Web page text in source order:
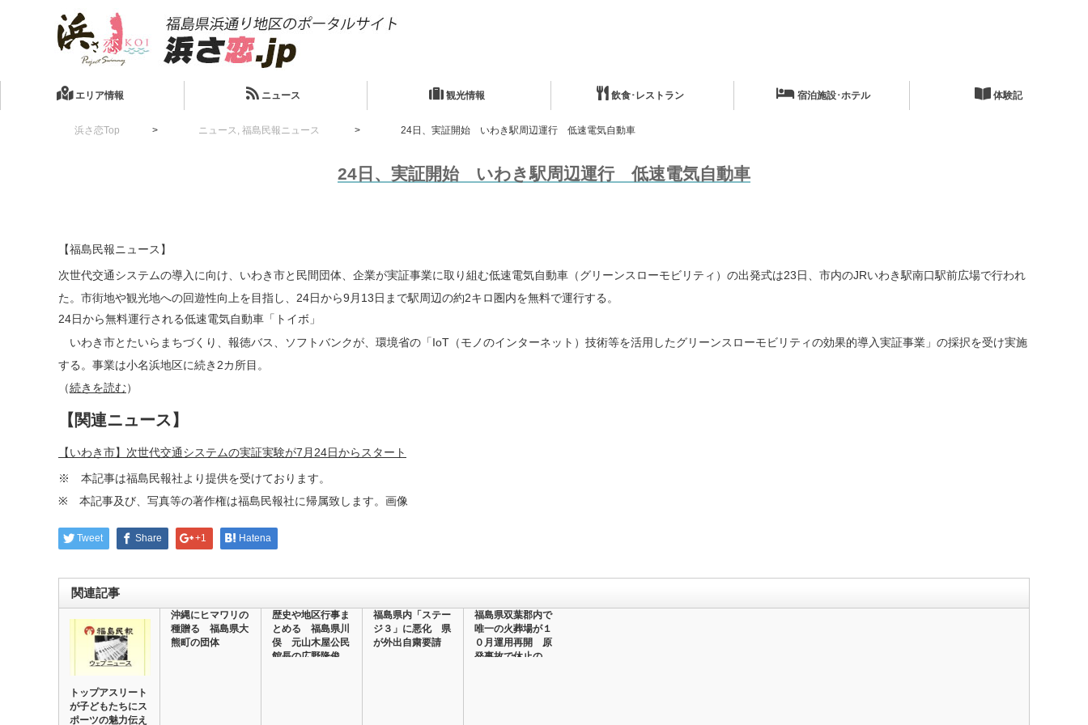
エリア情報 ニュース 観光情報 飲食･レストラン 宿泊施設･ホテル 体験記
浜さ恋Top ニュース , 福島民報ニュース 24日、実証開始 いわき駅周辺運行 低速電気自動車
24日、実証開始 いわき駅周辺運行 低速電気自動車
【福島民報ニュース】
次世代交通システムの導入に向け、いわき市と民間団体、企業が実証事業に取り組む低速電気自動車（グリーンスローモビリティ）の出発式は23日、市内のJRいわき駅南口駅前広場で行われ
た。市街地や観光地への回遊性向上を目指し、24日から9月13日まで駅周辺の約2キロ圏内を無料で運行する。
24日から無料運行される低速電気自動車「トイボ」
いわき市とたいらまちづくり、報徳バス、ソフトバンクが、環境省の「IoT（モノのインターネット）技術等を活用したグリーンスローモビリティの効果的導入実証事業」の採択を受け実施
する。事業は小名浜地区に続き2カ所目。
（続きを読む）
【関連ニュース】
【いわき市】次世代交通システムの実証実験が7月24日からスタート
※ 本記事は福島民報社より提供を受けております。
※ 本記事及び、写真等の著作権は福島民報社に帰属致します。画像
Tweet Share +1 Hatena
関連記事
トップアスリート
が子どもたちにス
ポーツの魅力伝え
沖縄にヒマワリの
種贈る 福島県大
熊町の団体
歴史や地区行事ま
とめる 福島県川
俣 元山木屋公民
館長の広野隆俊
福島県内「ステー
ジ３」に悪化 県
が外出自粛要請
福島県双葉郡内で
唯一の火葬場が１
０月運用再開 原
発事故で休止の